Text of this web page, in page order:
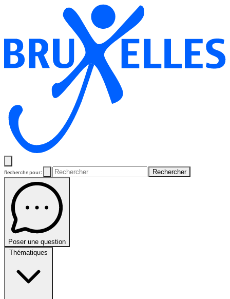
Recherche pour: Rechercher
Poser une question
Thématiques